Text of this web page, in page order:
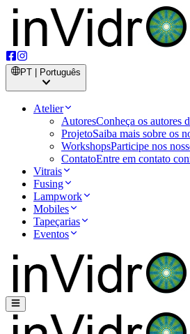
PT | Português
Atelier
AutoresConheça os autores
ProjetoSaiba mais sobre os
WorkshopsParticipe nos
ContatoEntre em contato
Vitrais
Fusing
Lampwork
Mobiles
Tapeçarias
Eventos